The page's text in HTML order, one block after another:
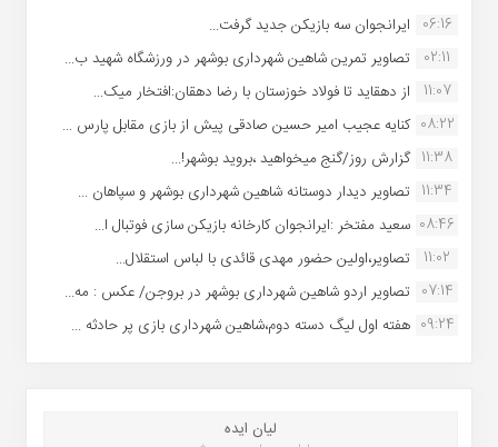
06:16 ایرانجوان سه بازیکن جدید گرفت...
02:11
تصاویر تمرین شاهین شهردارى بوشهر در ورزشگاه شهید ب...
11:07
از دهقاید تا فولاد خوزستان با رضا دهقان:افتخار میک...
08:22 کنایه عجیب امیر حسین صادقی پیش از بازی مقابل پارس ...
11:38 گزارش روز/گنج میخواهید ،بروید بوشهر!...
11:34 تصاویر دیدار دوستانه شاهین شهردارى بوشهر و سپاهان ...
08:46 سعید مفتخر :ایرانجوان کارخانه بازیکن سازی فوتبال ا...
11:02
تصاویر،اولین حضور مهدی قائدی با لباس استقلال...
07:14 تصاویر اردو شاهین شهرداری بوشهر در بروجن/ عکس : مه...
09:24 هفته اول لیگ دسته دوم،شاهین شهرداری بازی پر حادثه ...
لیان ایده